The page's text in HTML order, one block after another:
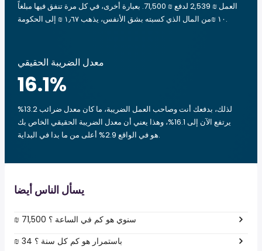
العمل ₪ 2,539 لدفع ₪ 71,500. بعبارة أخرى، في كل مرة تنفق فيها مبلغاً
‏١٠ ₪من المال الذي كسبته بشق الأنفس، يذهب ‏١٫٦٧ ₪ إلى الحكومة.
معدل الضريبة الحقيقي
16.1%
لذلك، بدفعك أنت وصاحب العمل الضريبة، ما كان معدل ضرائب 13.2%
يرتفع الآن إلى 16.1%، وهذا يعني أن معدل الضريبة الحقيقي الخاص بك
هو في الواقع 2.9% أعلى من ما بدا في البداية.
يسأل الناس أيضا
₪ 71,500 سنوي هو كم في الساعة ؟
₪ 34 باستمرار هو كم كل سنة ؟